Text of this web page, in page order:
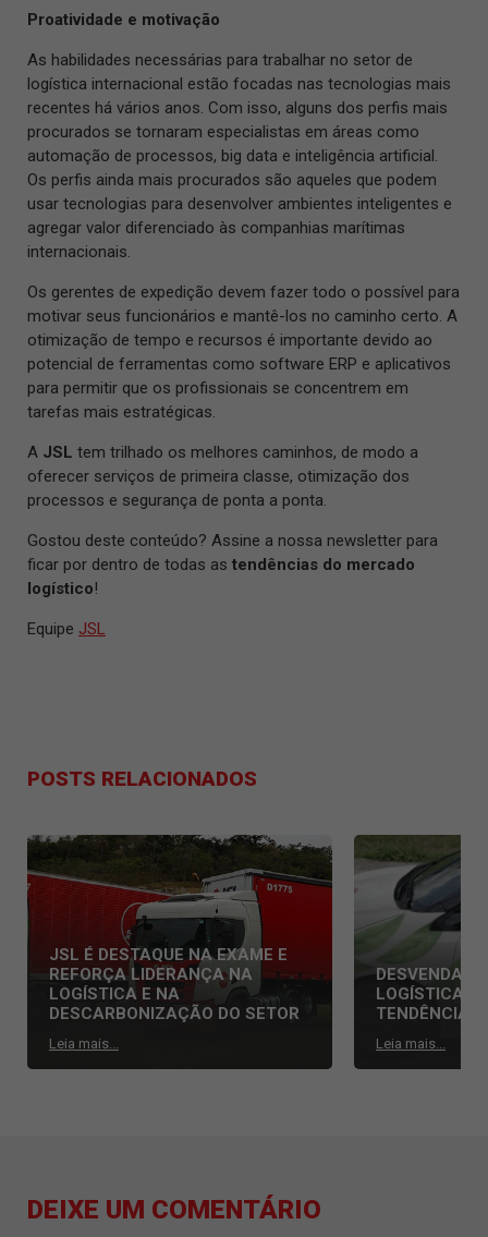
Proatividade e motivação
As habilidades necessárias para trabalhar no setor de
logística internacional estão focadas nas tecnologias mais
recentes há vários anos. Com isso, alguns dos perfis mais
procurados se tornaram especialistas em áreas como
automação de processos, big data e inteligência artificial.
Os perfis ainda mais procurados são aqueles que podem
usar tecnologias para desenvolver ambientes inteligentes e
agregar valor diferenciado às companhias marítimas
internacionais.
Os gerentes de expedição devem fazer todo o possível para
motivar seus funcionários e mantê-los no caminho certo. A
otimização de tempo e recursos é importante devido ao
potencial de ferramentas como software ERP e aplicativos
para permitir que os profissionais se concentrem em
tarefas mais estratégicas.
A JSL tem trilhado os melhores caminhos, de modo a
oferecer serviços de primeira classe, otimização dos
processos e segurança de ponta a ponta.
Gostou deste conteúdo? Assine a nossa newsletter para
ficar por dentro de todas as tendências do mercado
logístico!
Equipe JSL
POSTS RELACIONADOS
JSL É DESTAQUE NA EXAME E
REFORÇA LIDERANÇA NA
LOGÍSTICA E NA
DESCARBONIZAÇÃO DO SETOR
Leia mais...
LOGÍSTICA:
TENDÊNCIAS
Leia mais...
DEIXE UM COMENTÁRIO